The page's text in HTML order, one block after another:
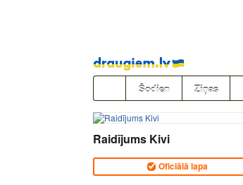
Pāriet
uz
saturu
Šodien Ziņas
Raidījums Kivi
Oficiālā lapa